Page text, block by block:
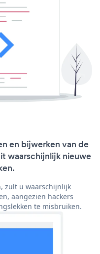
en bijwerken van de
waarschijnlijk nieuwe
zult u waarschijnlijk
aangezien hackers
te misbruiken.